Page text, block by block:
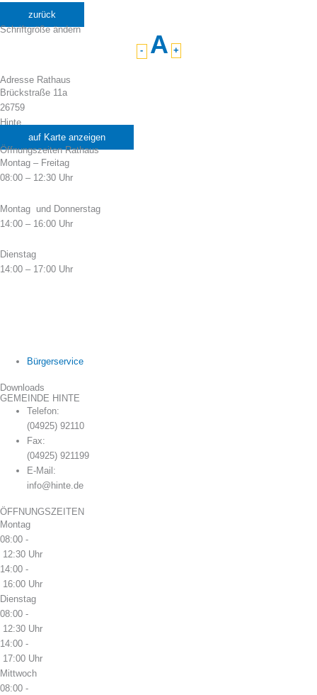
zurück
Schriftgröße ändern
-
A +
Adresse Rathaus
Brückstraße 11a
26759
Hinte
auf Karte anzeigen
Öffnungszeiten Rathaus
Montag – Freitag
08:00 – 12:30 Uhr
Montag und Donnerstag
14:00 – 16:00 Uhr
Dienstag
14:00 – 17:00 Uhr
Bürgerservice
Downloads
GEMEINDE HINTE
Telefon:
(04925) 92110
Fax:
(04925) 921199
E-Mail:
info@hinte.de
ÖFFNUNGSZEITEN
Montag
08:00 -
12:30 Uhr
14:00 -
16:00 Uhr
Dienstag
08:00 -
12:30 Uhr
14:00 -
17:00 Uhr
Mittwoch
08:00 -